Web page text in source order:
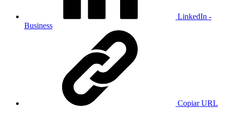
LinkedIn -
Business
Copiar URL